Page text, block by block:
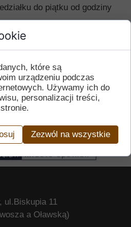
do piątku od godziny
Nowszy wpis >
ul.Biskupia 11
a Oławską)
które są
urządzeniu podczas
Używamy ich do
personalizacji treści,
Zezwól na wszystkie